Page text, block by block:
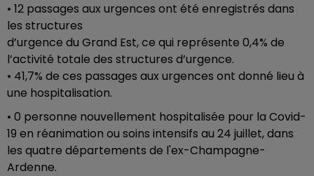
• 12 passages aux urgences ont été enregistrés dans
les structures
d’urgence du Grand Est, ce qui représente 0,4% de
l’activité totale des structures d’urgence.
• 41,7% de ces passages aux urgences ont donné lieu à
une hospitalisation.
• 0 personne nouvellement hospitalisée pour la Covid-
19 en réanimation ou soins intensifs au 24 juillet, dans
les quatre départements de l'ex-Champagne-
Ardenne.